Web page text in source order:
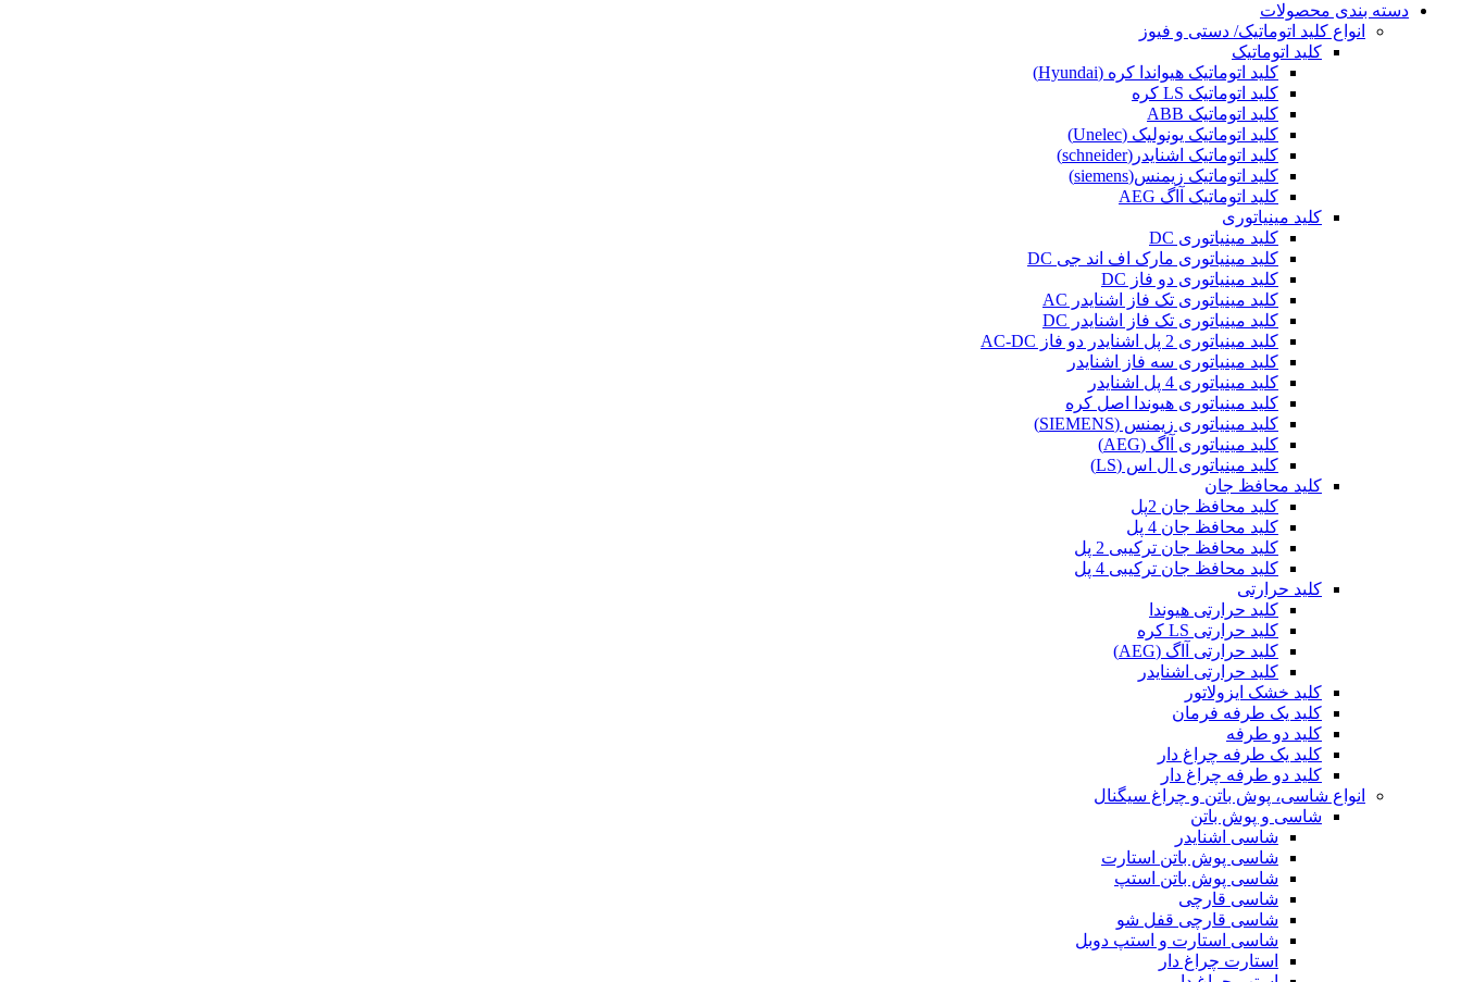
دسته بندی محصولات
انواع کلید اتوماتیک/ دستی و فیوز
کلید اتوماتیک
کلید اتوماتیک هیواندا کره (Hyundai)
کلید اتوماتیک LS کره
کلید اتوماتیک ABB
کلید اتوماتیک یونولیک (Unelec)
کلید اتوماتیک اشنایدر(schneider)
کلید اتوماتیک زیمنس(siemens)
کلید اتوماتیک آاگ AEG
کلید مینیاتوری
کلید مینیاتوری DC
کلید مینیاتوری مارک اف اند جی DC
کلید مینیاتوری دو فاز DC
کلید مینیاتوری تک فاز اشنایدر AC
کلید مینیاتوری تک فاز اشنایدر DC
کلید مینیاتوری 2 پل اشنایدر دو فاز AC-DC
کلید مینیاتوری سه فاز اشنایدر
کلید مینیاتوری 4 پل اشنایدر
کلید مینیاتوری هیوندا اصل کره
کلید مینیاتوری زیمنس (SIEMENS)
کلید مینیاتوری آاگ (AEG)
کلید مینیاتوری ال اس (LS)
کلید محافظ جان
کلید محافظ جان 2پل
کلید محافظ جان 4 پل
کلید محافظ جان ترکیبی 2 پل
کلید محافظ جان ترکیبی 4 پل
کلید حرارتی
کلید حرارتی هیوندا
کلید حرارتی LS کره
کلید حرارتی آاگ (AEG)
کلید حرارتی اشنایدر
کلید خشک ایزولاتور
کلید یک طرفه فرمان
کلید دو طرفه
کلید یک طرفه چراغ دار
کلید دو طرفه چراغ دار
انواع شاسی، پوش باتن و چراغ سیگنال
شاسی و پوش باتن
شاسی اشنایدر
شاسی پوش باتن استارت
شاسی پوش باتن استپ
شاسی قارچی
شاسی قارچی قفل شو
شاسی استارت و استپ دوبل
استارت چراغ دار